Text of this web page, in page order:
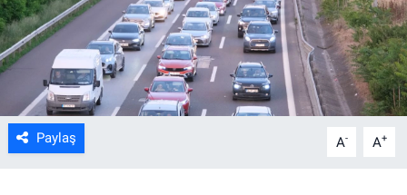
Paylaş A- A+
Bilim ve Teknoloji
Genel